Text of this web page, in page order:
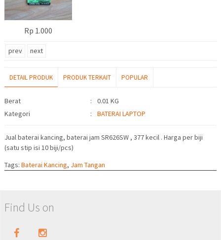
Rp 1.000
prev next
DETAIL PRODUK PRODUK TERKAIT POPULAR
Detail Produk
Berat :
0.01 KG
Kategori
: BATERAI LAPTOP
Jual baterai kancing, baterai jam SR626SW , 377 kecil . Harga per biji
(satu stip isi 10 biji/pcs)
Tags: Baterai Kancing, Jam Tangan
Find Us on